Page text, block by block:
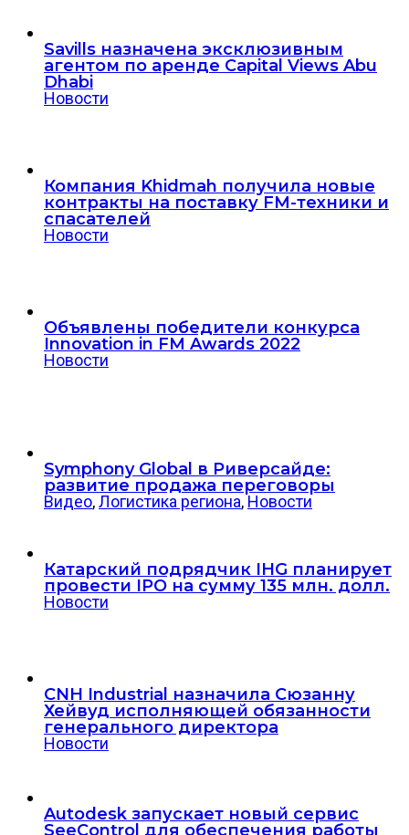
Savills назначена эксклюзивным
агентом по аренде Capital Views Abu
Dhabi
Новости
Компания Khidmah получила новые
контракты на поставку FM-техники и
спасателей
Новости
Объявлены победители конкурса
Innovation in FM Awards 2022
Новости
Symphony Global в Риверсайде:
развитие продажа переговоры
Видео,Логистика региона, Новости
Катарский подрядчик IHG планирует
провести IPO на сумму 135 млн. долл.
Новости
CNH Industrial назначила Сюзанну
Хейвуд исполняющей обязанности
генерального директора
Новости
Autodesk запускает новый сервис
SeeControl для обеспечения работы